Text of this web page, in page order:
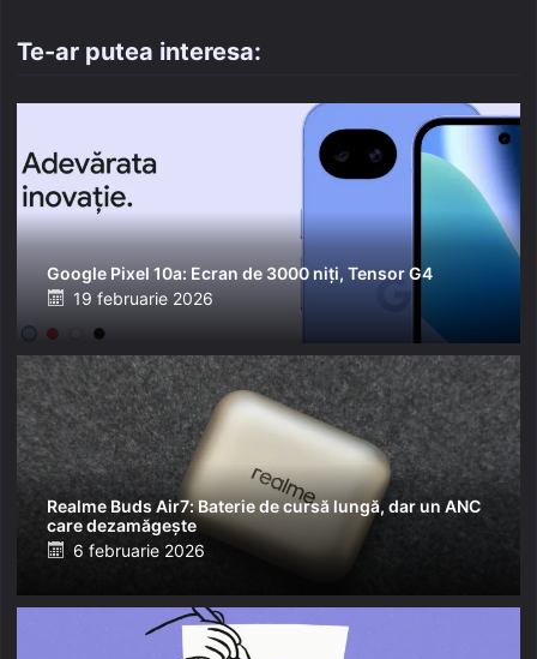
Te-ar putea interesa:
Google Pixel 10a: Ecran de 3000 niți, Tensor G4
Posted
on
19 februarie 2026
Realme Buds Air7: Baterie de cursă lungă, dar un ANC
care dezamăgește
Posted
6 februarie 2026